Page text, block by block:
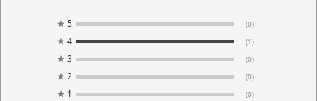
★ 5 (0)
★ 4 (1)
★ 3 (0)
★ 2 (0)
★ 1 (0)